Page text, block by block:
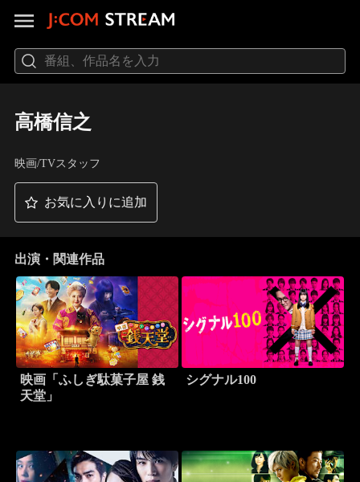
高橋信之
映画/TVスタッフ
お気に入りに追加
出演・関連作品
映画「ふしぎ駄菓子屋 銭
天堂」
シグナル100